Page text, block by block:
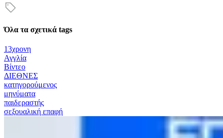
Όλα τα σχετικά tags
13χρονη
Αγγλία
Βίντεο
ΔΙΕΘΝΕΣ
κατηγορούμενος
μηνύματα
παιδεραστής
σεξουαλική επαφή